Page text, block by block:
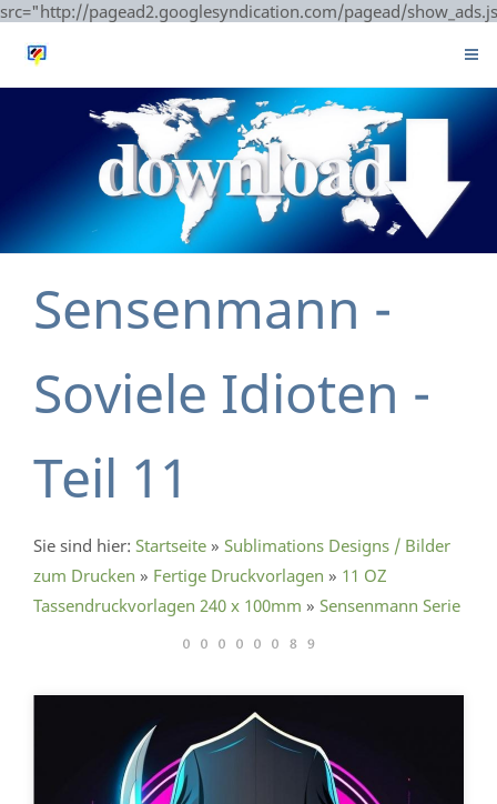
src="http://pagead2.googlesyndication.com/pagead/
Sensenmann -
Soviele Idioten -
Teil 11
Sie sind hier: Startseite » Sublimations Designs / Bilder
zum Drucken » Fertige Druckvorlagen » 11 OZ
Tassendruckvorlagen 240 x 100mm » Sensenmann Serie